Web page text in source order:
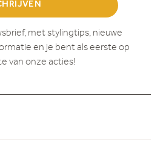
met stylingtips, nieuwe
en je bent als eerste op
van onze acties!